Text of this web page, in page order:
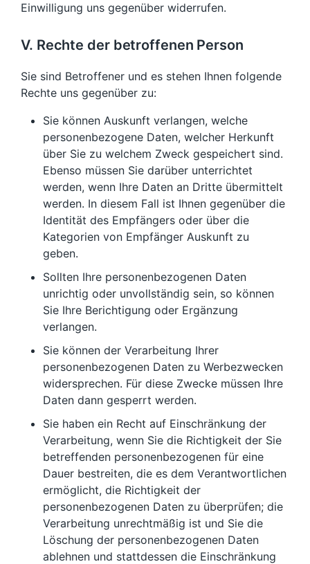
Einwilligung uns gegenüber widerrufen.
V. Rechte der betroffenen Person
Sie sind Betroffener und es stehen Ihnen folgende
Rechte uns gegenüber zu:
Sie können Auskunft verlangen, welche
personenbezogene Daten, welcher Herkunft
über Sie zu welchem Zweck gespeichert sind.
Ebenso müssen Sie darüber unterrichtet
werden, wenn Ihre Daten an Dritte übermittelt
werden. In diesem Fall ist Ihnen gegenüber die
Identität des Empfängers oder über die
Kategorien von Empfänger Auskunft zu
geben.
Sollten Ihre personenbezogenen Daten
unrichtig oder unvollständig sein, so können
Sie Ihre Berichtigung oder Ergänzung
verlangen.
Sie können der Verarbeitung Ihrer
personenbezogenen Daten zu Werbezwecken
widersprechen. Für diese Zwecke müssen Ihre
Daten dann gesperrt werden.
Sie haben ein Recht auf Einschränkung der
Verarbeitung, wenn Sie die Richtigkeit der Sie
betreffenden personenbezogenen für eine
Dauer bestreiten, die es dem Verantwortlichen
ermöglicht, die Richtigkeit der
personenbezogenen Daten zu überprüfen; die
Verarbeitung unrechtmäßig ist und Sie die
Löschung der personenbezogenen Daten
ablehnen und stattdessen die Einschränkung